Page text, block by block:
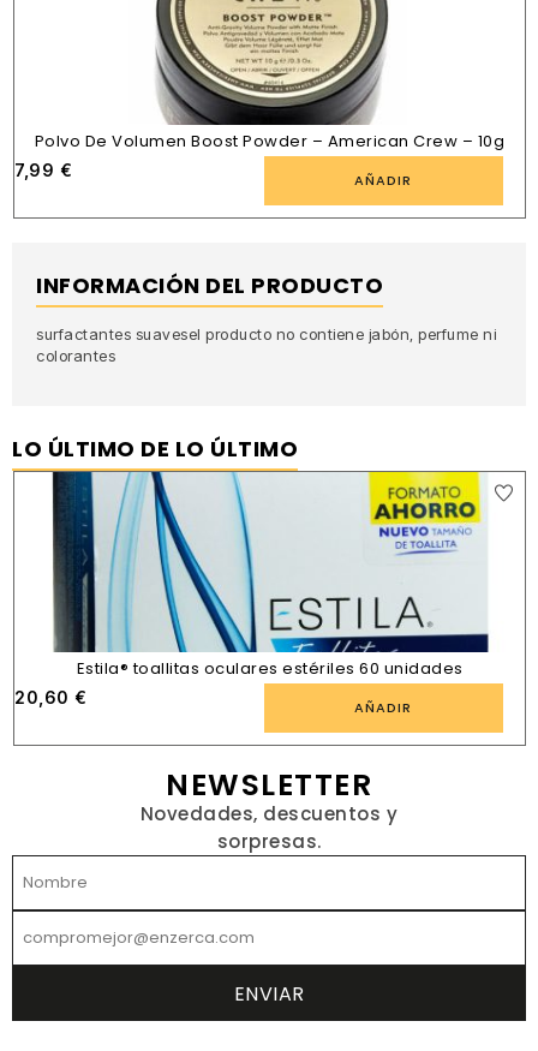
Polvo De Volumen Boost Powder – American Crew – 10g
7,99 € AÑADIR
INFORMACIÓN DEL PRODUCTO
surfactantes suavesel producto no contiene jabón, perfume ni
colorantes
LO ÚLTIMO DE LO ÚLTIMO
Estila® toallitas oculares estériles 60 unidades
20,60 € AÑADIR
NEWSLETTER
Novedades, descuentos y
sorpresas.